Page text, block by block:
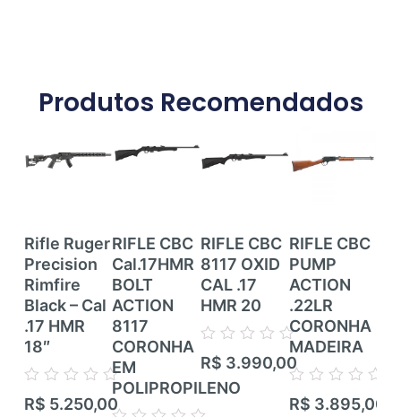
Produtos Recomendados
Rifle Ruger
Precision
Rimfire
Black – Cal
.17 HMR
18″
Avaliação
0
R$ 5.250,00
RIFLE CBC
Cal.17HMR
BOLT
ACTION
8117
CORONHA
EM
POLIPROPILENO
RIFLE CBC
8117 OXID
CAL .17
HMR 20
Avaliação
0
de
5
R$ 3.990,00
RIFLE CBC
PUMP
ACTION
.22LR
CORONHA
MADEIRA
Avaliação
0
R$ 3.895,00